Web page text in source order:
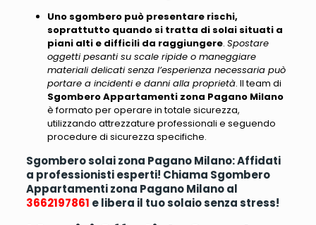
Uno sgombero può presentare rischi,
soprattutto quando si tratta di solai situati a
piani alti e difficili da raggiungere. Spostare
oggetti pesanti su scale ripide o maneggiare
materiali delicati senza l’esperienza necessaria può
portare a incidenti e danni alla proprietà. Il team di
Sgombero Appartamenti zona Pagano Milano
è formato per operare in totale sicurezza,
utilizzando attrezzature professionali e seguendo
procedure di sicurezza specifiche.
Sgombero solai zona Pagano Milano: Affidati
a professionisti esperti! Chiama Sgombero
Appartamenti zona Pagano Milano al
3662197861 e libera il tuo solaio senza stress!